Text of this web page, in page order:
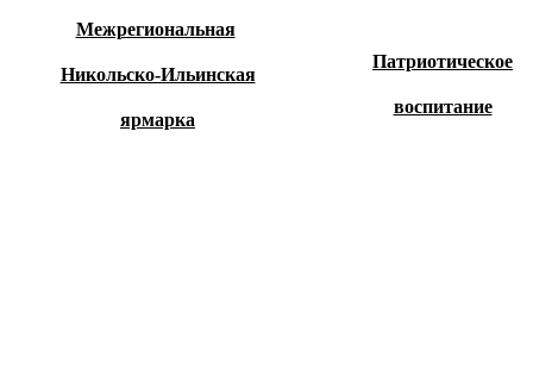
Межрегиональная
Никольско-Ильинская
ярмарка
Патриотическое
воспитание